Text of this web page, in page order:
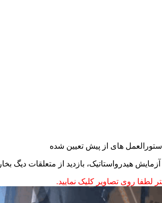
های از پیش تعیین شده
هیدرواستاتیک، بازدید از متعلقات دیگ بخار
لطفا روی تصاویر کلیک نمایید.